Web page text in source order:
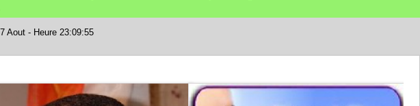
Aout - Heure 23:09:57